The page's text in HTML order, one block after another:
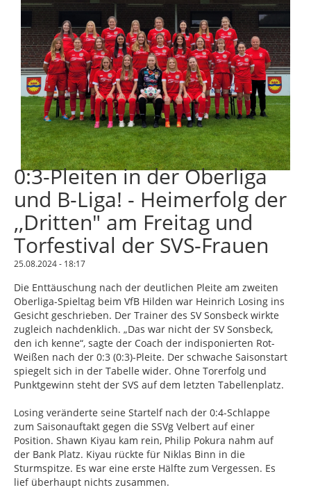
0:3-Pleiten in der Oberliga
und B-Liga! - Heimerfolg der
,,Dritten" am Freitag und
Torfestival der SVS-Frauen
25.08.2024 - 18:17
Die Enttäuschung nach der deutlichen Pleite am zweiten
Oberliga-Spieltag beim VfB Hilden war Heinrich Losing ins
Gesicht geschrieben. Der Trainer des SV Sonsbeck wirkte
zugleich nachdenklich. „Das war nicht der SV Sonsbeck,
den ich kenne“, sagte der Coach der indisponierten Rot-
Weißen nach der 0:3 (0:3)-Pleite. Der schwache Saisonstart
spiegelt sich in der Tabelle wider. Ohne Torerfolg und
Punktgewinn steht der SVS auf dem letzten Tabellenplatz.
Losing veränderte seine Startelf nach der 0:4-Schlappe
zum Saisonauftakt gegen die SSVg Velbert auf einer
Position. Shawn Kiyau kam rein, Philip Pokura nahm auf
der Bank Platz. Kiyau rückte für Niklas Binn in die
Sturmspitze. Es war eine erste Hälfte zum Vergessen. Es
lief überhaupt nichts zusammen.